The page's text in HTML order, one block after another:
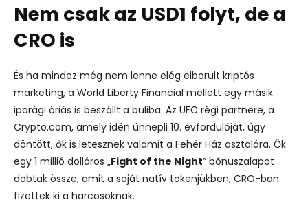
Nem csak az USD1 folyt, de a
CRO is
És ha mindez még nem lenne elég elborult kriptós
marketing, a World Liberty Financial mellett egy másik
iparági óriás is beszállt a buliba. Az UFC régi partnere, a
Crypto.com, amely idén ünnepli 10. évfordulóját, úgy
döntött, ők is letesznek valamit a Fehér Ház asztalára. Ők
egy 1 millió dolláros „Fight of the Night” bónuszalapot
dobtak össze, amit a saját natív tokenjükben, CRO-ban
fizettek ki a harcosoknak.